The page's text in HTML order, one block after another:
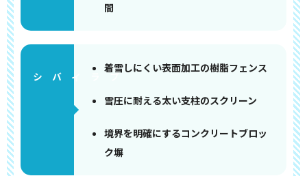
間
着雪しにくい表面加工の樹脂フェンス
雪圧に耐える太い支柱のスクリーン
境界を明確にするコンクリートブロッ
ク塀